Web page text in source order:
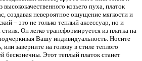
козьего пуха, платок
создавая невероятное ощущение мягкости и
– это не только теплый аксессуар, но и
Он легко трансформируется из платка на
Вашу индивидуальность. Носите
заверните на голову в стиле теплого
бесконечны. Этот теплый платок станет